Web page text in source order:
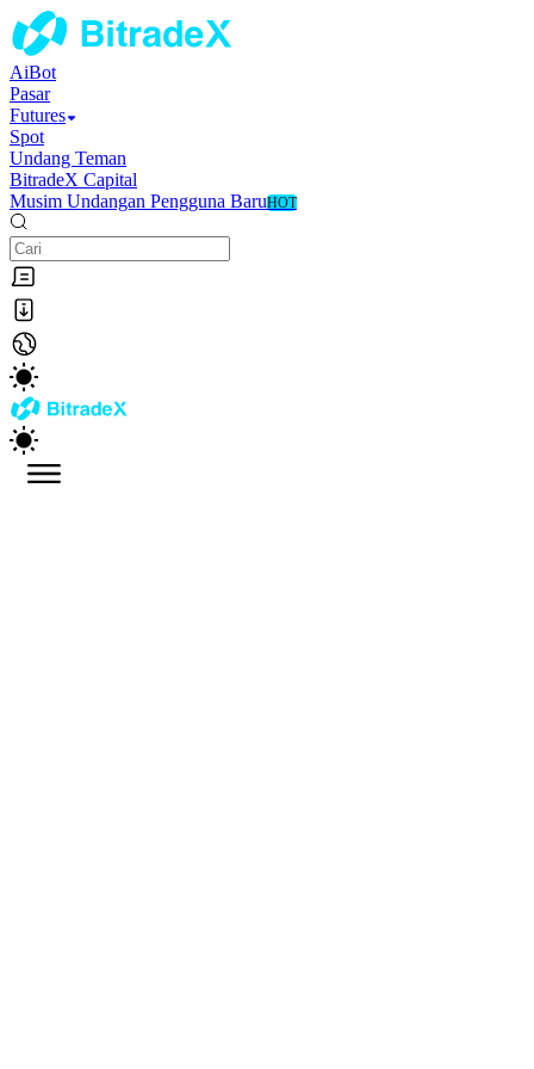
AiBot
Pasar
Futures
Spot
Undang Teman
BitradeX Capital
Musim Undangan Pengguna BaruHOT